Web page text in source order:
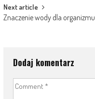
Next article
Znaczenie wody dla organizmu
Dodaj komentarz